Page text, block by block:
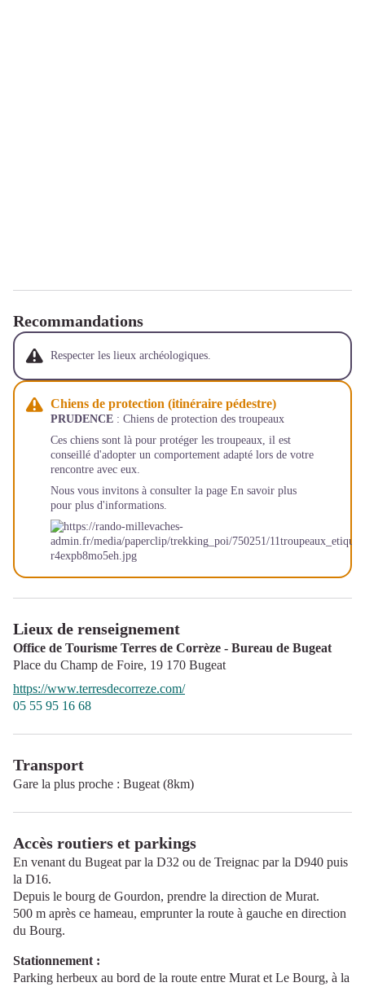
Recommandations
Respecter les lieux archéologiques.
Chiens de protection (itinéraire pédestre)
PRUDENCE : Chiens de protection des troupeaux
Ces chiens sont là pour protéger les troupeaux, il est
conseillé d'adopter un comportement adapté lors de votre
rencontre avec eux.
Nous vous invitons à consulter la page En savoir plus
pour plus d'informations.
Lieux de renseignement
Office de Tourisme Terres de Corrèze - Bureau de Bugeat
Place du Champ de Foire, 19 170 Bugeat
https://www.terresdecorreze.com/
05 55 95 16 68
Transport
Gare la plus proche : Bugeat (8km)
Accès routiers et parkings
En venant du Bugeat par la D32 ou de Treignac par la D940 puis
la D16.
Depuis le bourg de Gourdon, prendre la direction de Murat.
500 m après ce hameau, emprunter la route à gauche en direction
du Bourg.
Stationnement :
Parking herbeux au bord de la route entre Murat et Le Bourg, à la